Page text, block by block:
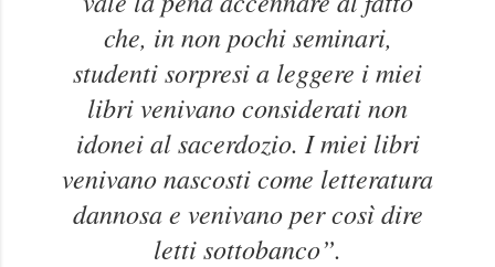
che, in non pochi seminari,
studenti sorpresi a leggere i miei
libri venivano considerati non
idonei al sacerdozio. I miei libri
venivano nascosti come letteratura
dannosa e venivano per così dire
letti sottobanco”.